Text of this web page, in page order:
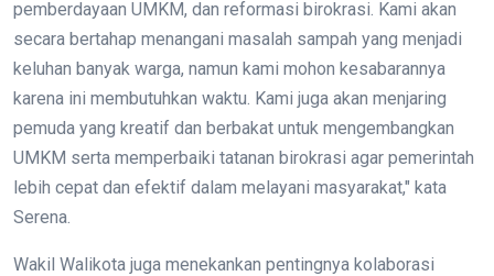
pemberdayaan UMKM, dan reformasi birokrasi. Kami akan
secara bertahap menangani masalah sampah yang menjadi
keluhan banyak warga, namun kami mohon kesabarannya
karena ini membutuhkan waktu. Kami juga akan menjaring
pemuda yang kreatif dan berbakat untuk mengembangkan
UMKM serta memperbaiki tatanan birokrasi agar pemerintah
lebih cepat dan efektif dalam melayani masyarakat," kata
Serena.
Wakil Walikota juga menekankan pentingnya kolaborasi